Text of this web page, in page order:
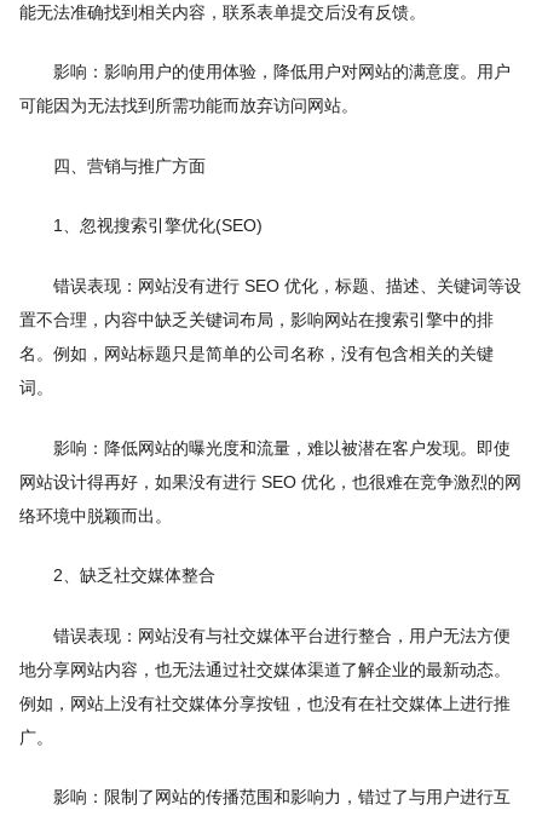
能无法准确找到相关内容，联系表单提交后没有反馈。
影响：影响用户的使用体验，降低用户对网站的满意度。用户
可能因为无法找到所需功能而放弃访问网站。
四、营销与推广方面
1、忽视搜索引擎优化(SEO)
错误表现：网站没有进行 SEO 优化，标题、描述、关键词等设
置不合理，内容中缺乏关键词布局，影响网站在搜索引擎中的排
名。例如，网站标题只是简单的公司名称，没有包含相关的关键
词。
影响：降低网站的曝光度和流量，难以被潜在客户发现。即使
网站设计得再好，如果没有进行 SEO 优化，也很难在竞争激烈的网
络环境中脱颖而出。
2、缺乏社交媒体整合
错误表现：网站没有与社交媒体平台进行整合，用户无法方便
地分享网站内容，也无法通过社交媒体渠道了解企业的最新动态。
例如，网站上没有社交媒体分享按钮，也没有在社交媒体上进行推
广。
影响：限制了网站的传播范围和影响力，错过了与用户进行互